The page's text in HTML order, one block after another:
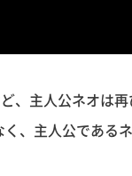
主人公ネオは
、主人公である